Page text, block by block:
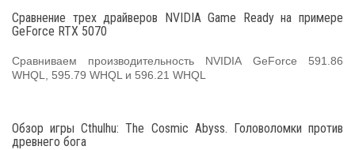
Сравнение трех драйверов NVIDIA Game Ready на примере
GeForce RTX 5070
Сравниваем производительность NVIDIA GeForce 591.86
WHQL, 595.79 WHQL и 596.21 WHQL
Обзор игры Cthulhu: The Cosmic Abyss. Головоломки против
древнего бога